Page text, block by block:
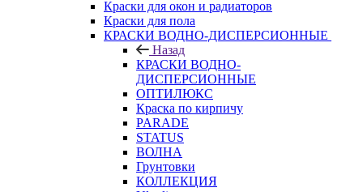
Краски для окон и радиаторов
Краски для пола
КРАСКИ ВОДНО-ДИСПЕРСИОННЫЕ
Назад
КРАСКИ ВОДНО-
ДИСПЕРСИОННЫЕ
ОПТИЛЮКС
Краска по кирпичу
PARADE
STATUS
ВОЛНА
Грунтовки
КОЛЛЕКЦИЯ